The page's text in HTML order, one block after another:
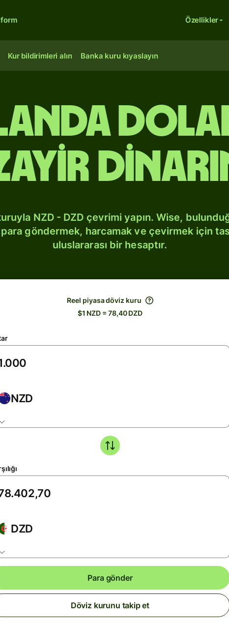
Özellikler
Kur bildirimleri alın Banka kuru kıyaslayın
NZD - DZD çevrimi yapın. Wise,
göndermek, harcamak ve çevirmek için
uluslararası bir hesaptır.
Reel piyasa döviz kuru
$1 NZD = 78,40 DZD
NZD
DZD
Para gönder
Döviz kurunu takip et